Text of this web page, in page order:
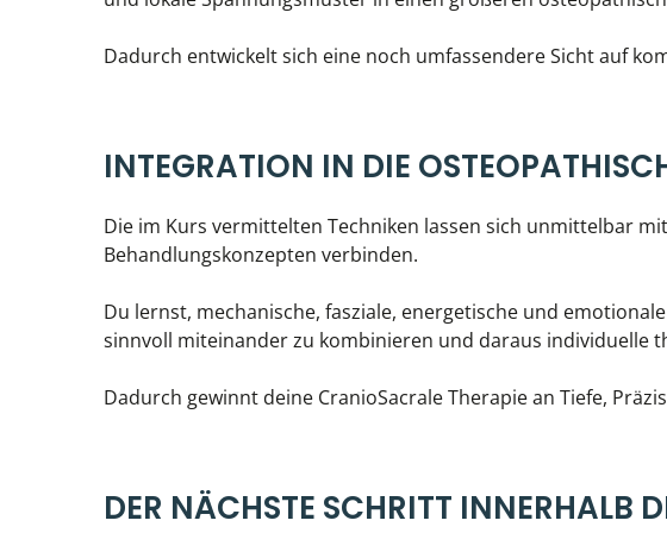
Dadurch entwickelt sich eine noch umfassendere Sicht auf
INTEGRATION IN DIE
Die im Kurs vermittelten Techniken lassen sich unmittelbar
Behandlungskonzepten verbinden.
Du lernst, mechanische, fasziale, energetische und
sinnvoll miteinander zu kombinieren und daraus individuelle
Dadurch gewinnt deine CranioSacrale Therapie an Tiefe,
DER NÄCHSTE SCHRITT INNERHALB